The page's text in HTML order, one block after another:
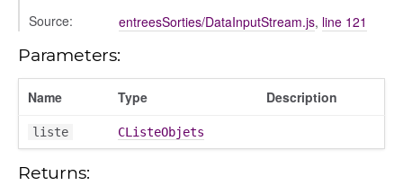
Source:
entreesSorties/DataInputStream.js, line 121
Parameters:
Name Type Description
liste CListeObjets
Returns: